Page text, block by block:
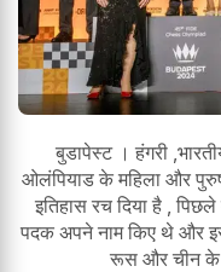
बुडापेस्ट । हंगरी
ओलंपियाड के महिला और
इतिहास रच दिया है , पिछले
पदक अपने नाम किए थे और
रूस और चीन के